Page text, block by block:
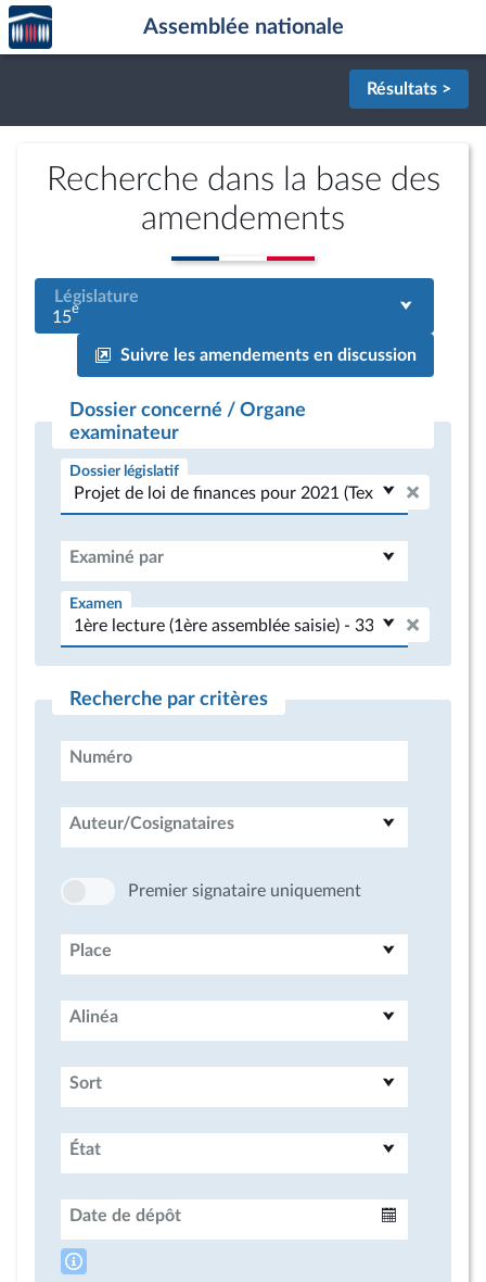
Aller au contenu
Aller en bas de la page
Accèder
à la
page
Assemblée nationale
Résultats >
Recherche dans la base des
amendements
Législature
15e
Suivre les amendements en discussion
Dossier concerné / Organe
examinateur
Dossier législatif
Examiné par
Examen
Recherche par critères
Numéro
Auteur/Cosignataires
Premier signataire uniquement
Place
Alinéa
Sort
État
Date de dépôt